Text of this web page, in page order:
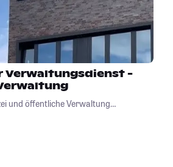
Verwaltungsdienst -
und öffentliche Verwaltung